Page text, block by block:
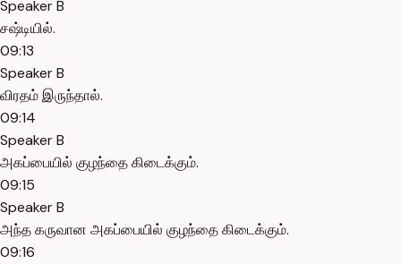
Speaker B
சஷ்டியில்.
09:13
Speaker B
விரதம் இருந்தால்.
09:14
Speaker B
அகப்பையில் குழந்தை கிடைக்கும்.
09:15
Speaker B
அந்த கருவான அகப்பையில் குழந்தை கிடைக்கும்.
09:16